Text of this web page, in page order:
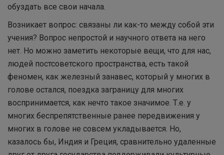
обуздать все свои начала.
Возникает вопрос: связаны ли как-то между собой эти
учения? Вопрос непростой и научного ответа на него
нет. Но можно заметить некоторые вещи, что для нас,
людей постсоветского пространства, есть такой
феномен, как железный занавес, который у многих в
голове остался, поездка заграницу для многих
воспринимается, как нечто такое значимое. Т.е. у
многих беспрепятственные ранее передвижения у
многих в голове не совсем укладывается. Но,
казалось бы, Индия и Греция, сравнительно удаленные